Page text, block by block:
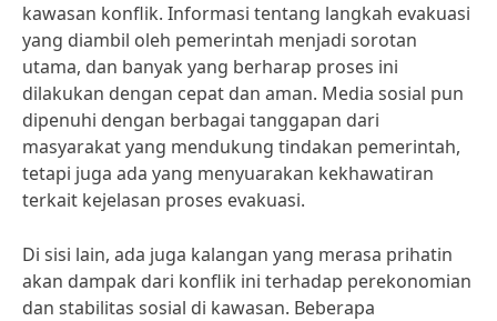
kawasan konflik. Informasi tentang langkah evakuasi
yang diambil oleh pemerintah menjadi sorotan
utama, dan banyak yang berharap proses ini
dilakukan dengan cepat dan aman. Media sosial pun
dipenuhi dengan berbagai tanggapan dari
masyarakat yang mendukung tindakan pemerintah,
tetapi juga ada yang menyuarakan kekhawatiran
terkait kejelasan proses evakuasi.
Di sisi lain, ada juga kalangan yang merasa prihatin
akan dampak dari konflik ini terhadap perekonomian
dan stabilitas sosial di kawasan. Beberapa